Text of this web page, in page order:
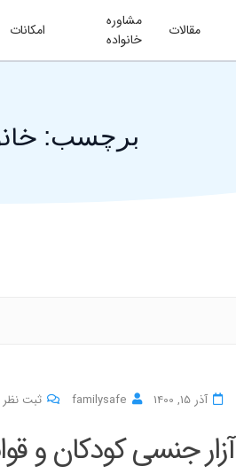
مقالات
مشاوره
خانواده
امکانات
برچسب:
آذر 15, 1400 familysafe ثبت نظر
آزار جنسی کودکان و